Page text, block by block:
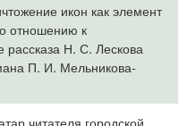
икон как элемент
отношению к
Н. С. Лескова
П. И. Мельникова-
читателя городской